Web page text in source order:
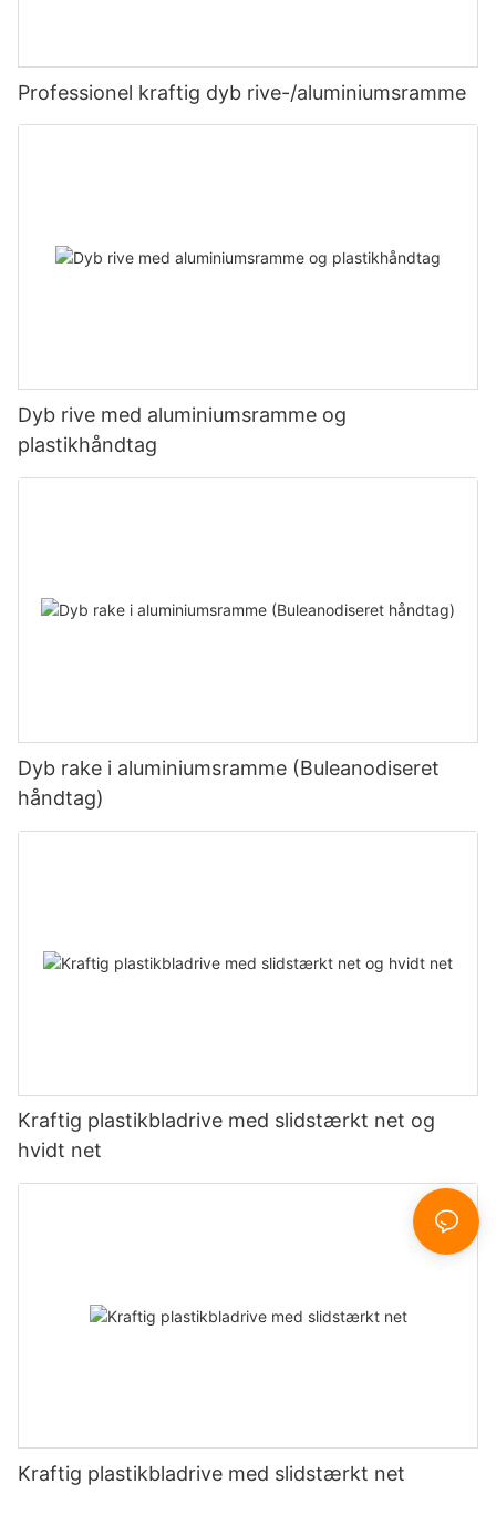
Professionel kraftig dyb rive-/aluminiumsramme
Dyb rive med aluminiumsramme og
plastikhåndtag
Dyb rake i aluminiumsramme (Buleanodiseret
håndtag)
Kraftig plastikbladrive med slidstærkt net og
hvidt net
Kraftig plastikbladrive med slidstærkt net